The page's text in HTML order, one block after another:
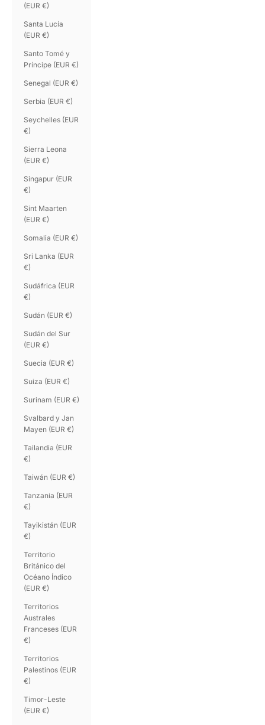
(EUR €)
Santa Lucía
(EUR €)
Santo Tomé y
Príncipe (EUR €)
Senegal (EUR €)
Serbia (EUR €)
Seychelles (EUR
€)
Sierra Leona
(EUR €)
Singapur (EUR
€)
Sint Maarten
(EUR €)
Somalia (EUR €)
Sri Lanka (EUR
€)
Sudáfrica (EUR
€)
Sudán (EUR €)
Sudán del Sur
(EUR €)
Suecia (EUR €)
Suiza (EUR €)
Surinam (EUR €)
Svalbard y Jan
Mayen (EUR €)
Tailandia (EUR
€)
Taiwán (EUR €)
Tanzania (EUR
€)
Tayikistán (EUR
€)
Territorio
Británico del
Océano Índico
(EUR €)
Territorios
Australes
Franceses (EUR
€)
Territorios
Palestinos (EUR
€)
Timor-Leste
(EUR €)